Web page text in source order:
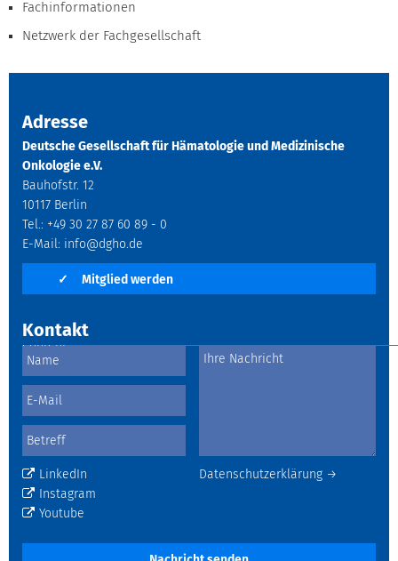
Fachinformationen
Netzwerk der Fachgesellschaft
Adresse
Deutsche Gesellschaft für Hämatologie und Medizinische
Onkologie e.V.
Bauhofstr. 12
10117 Berlin
Tel.: +49 30 27 87 60 89 - 0
E-Mail: info@dgho.de
✓ Mitglied werden
Kontakt
Datenschutzerklärung →
LinkedIn
Instagram
Youtube